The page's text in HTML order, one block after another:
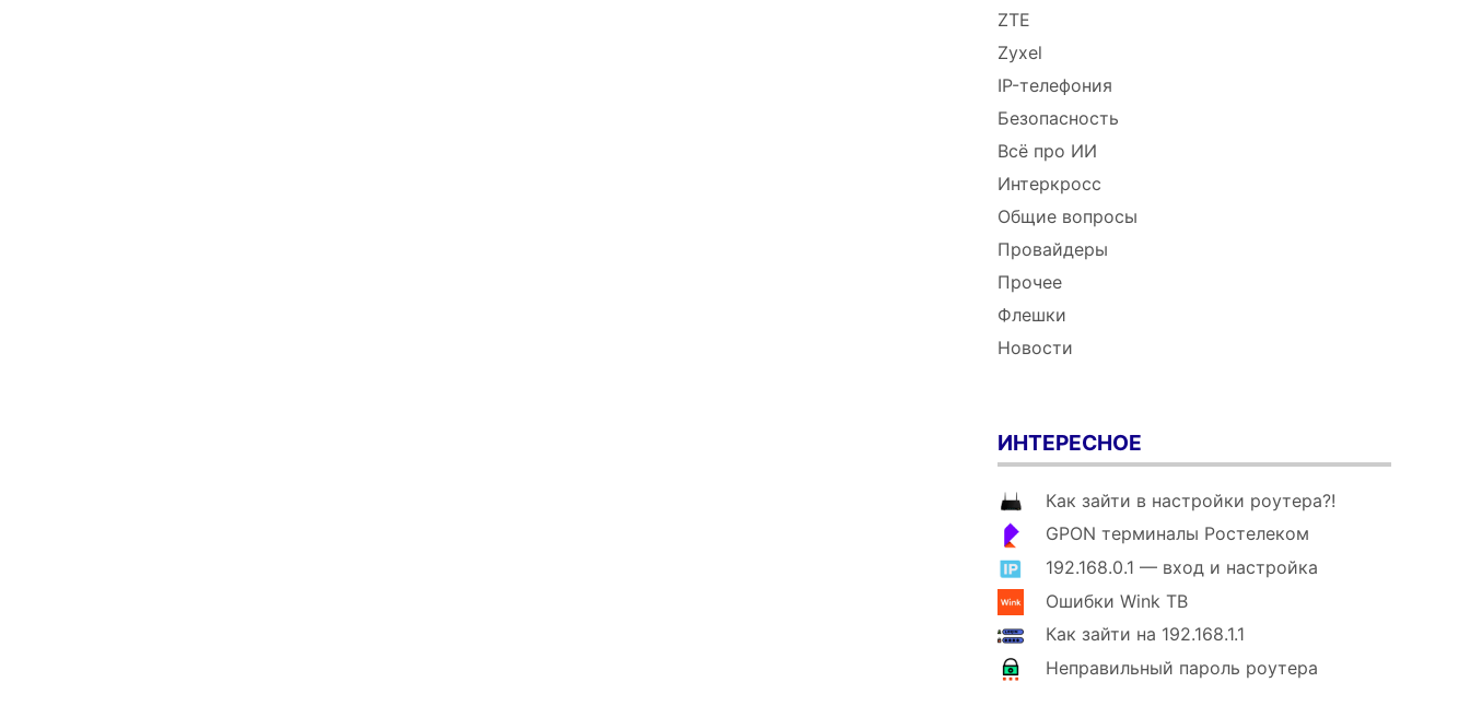
ZTE
Zyxel
IP-телефония
Безопасность
Всё про ИИ
Интеркросс
Общие вопросы
Провайдеры
Прочее
Флешки
Новости
ИНТЕРЕСНОЕ
Как зайти в настройки роутера?!
GPON терминалы Ростелеком
192.168.0.1 — вход и настройка
Ошибки Wink ТВ
Как зайти на 192.168.1.1
Неправильный пароль роутера